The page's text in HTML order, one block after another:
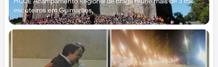
escuteiros em Guimarães